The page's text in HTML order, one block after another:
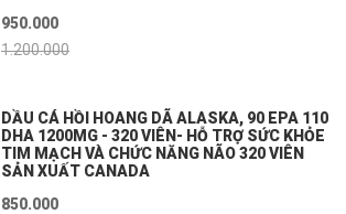
950.000
1.200.000
DẦU CÁ HỒI HOANG DÃ ALASKA, 90 EPA 110
DHA 1200MG - 320 VIÊN- HỖ TRỢ SỨC KHỎE
TIM MẠCH VÀ CHỨC NĂNG NÃO 320 VIÊN
SẢN XUẤT CANADA
850.000